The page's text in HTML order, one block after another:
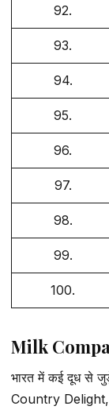
92.
93.
94.
95.
96.
97.
98.
99.
100.
Milk
भारत में कई दूध से
Country